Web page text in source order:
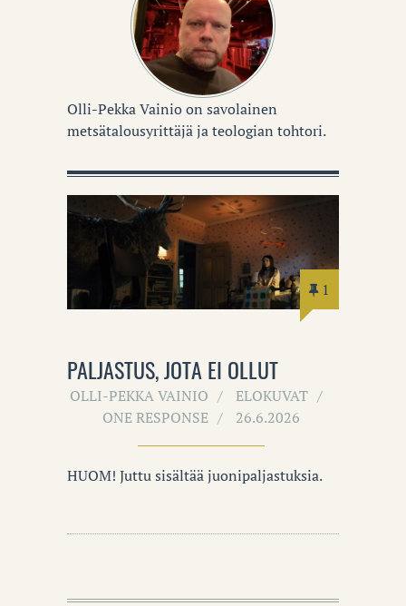
Olli-Pekka Vainio on savolainen
metsätalousyrittäjä ja teologian tohtori.
1
PALJASTUS, JOTA EI OLLUT
OLLI-PEKKA VAINIO
ELOKUVAT
ONE RESPONSE
26.6.2026
HUOM! Juttu sisältää juonipaljastuksia.